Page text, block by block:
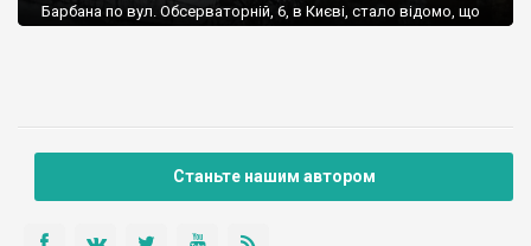
Барбана по вул. Обсерваторній, 6, в Києві, стало відомо, що
повідомляє “Хмарочос“. Будинок за цією адресою був
Станьте нашим автором